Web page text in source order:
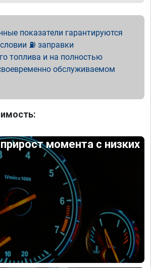
показатели гарантируются
⛽ заправки
топлива и на полностью
обслуживаемом
момента с низких